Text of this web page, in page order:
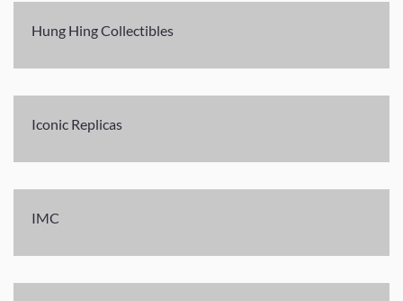
Hung Hing Collectibles
Iconic Replicas
IMC